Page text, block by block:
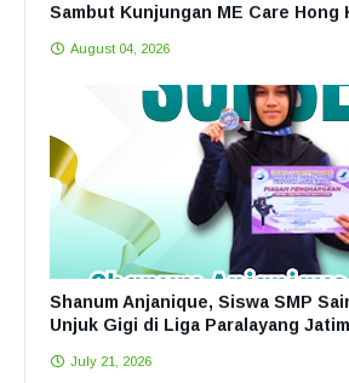
Sambut Kunjungan ME Care Hong
August 04, 2026
Shanum Anjanique, Siswa SMP
Unjuk Gigi di Liga Paralayang
July 21, 2026